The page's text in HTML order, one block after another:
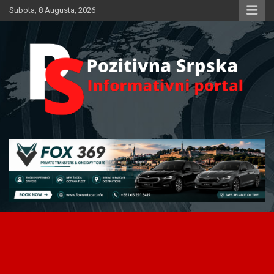
Skip
to
Subota, 8 Augusta, 2026
Pozitivna Srpska